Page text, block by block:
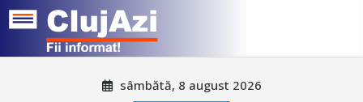
sâmbătă, 8 august 2026